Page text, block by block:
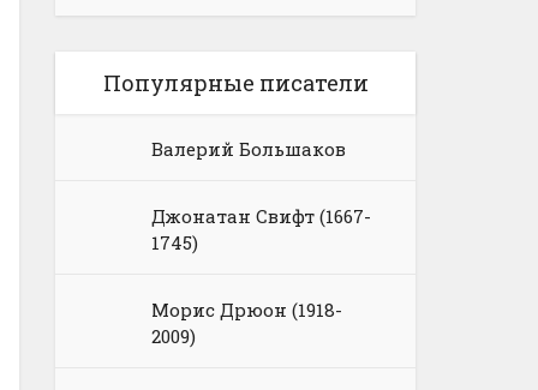
Популярные писатели
Валерий Большаков
Джонатан Свифт (1667-
1745)
Морис Дрюон (1918-
2009)